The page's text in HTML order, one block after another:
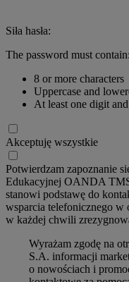
Siła hasła:
The password must contain:
8 or more characters
Uppercase and
At least one digit
Akceptuję wszystkie
Potwierdzam zapoznanie
Edukacyjnej OANDA
stanowi podstawę do
wsparcia telefonicznego w
w każdej chwili
Wyrażam zgodę na
S.A. informacji
o nowościach i